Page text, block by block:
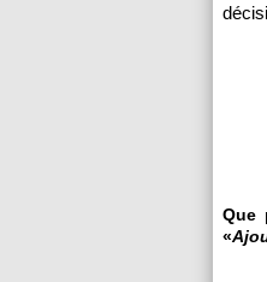
Que
«